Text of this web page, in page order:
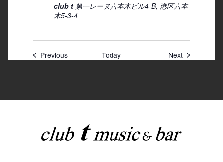
club t 第一レーヌ六本木ビル4-B, 港区六本
木5-3-4
Previous Today Next